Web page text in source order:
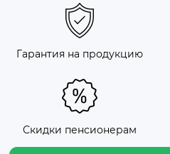
Гарантия на продукцию
Скидки пенсионерам